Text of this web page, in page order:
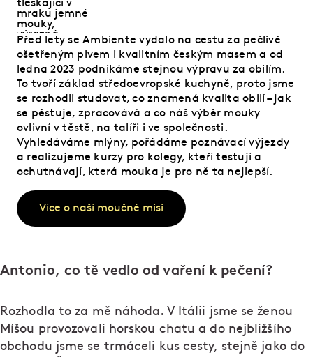
Před lety se Ambiente vydalo na cestu za pečlivě
ošetřeným pivem i kvalitním českým masem a od
ledna 2023 podnikáme stejnou výpravu za obilím.
To tvoří základ středoevropské kuchyně, proto jsme
se rozhodli studovat, co znamená kvalita obilí – jak
se pěstuje, zpracovává a co náš výběr mouky
ovlivní v těstě, na talíři i ve společnosti.
Vyhledáváme mlýny, pořádáme poznávací výjezdy
a realizujeme kurzy pro kolegy, kteří testují a
ochutnávají, která mouka je pro ně ta nejlepší.
Více o naší moučné misi
Antonio, co tě vedlo od vaření k pečení?
Rozhodla to za mě náhoda. V Itálii jsme se ženou
Míšou provozovali horskou chatu a do nejbližšího
obchodu jsme se trmáceli kus cesty, stejně jako do